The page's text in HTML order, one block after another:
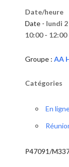
Date/heure
Date - lundi
10:00 - 12:00
Groupe : AA
Catégories
En
P47091/